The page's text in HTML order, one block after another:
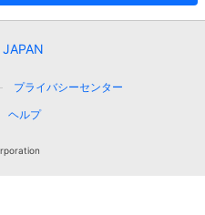
プライバシーセンター
ヘルプ